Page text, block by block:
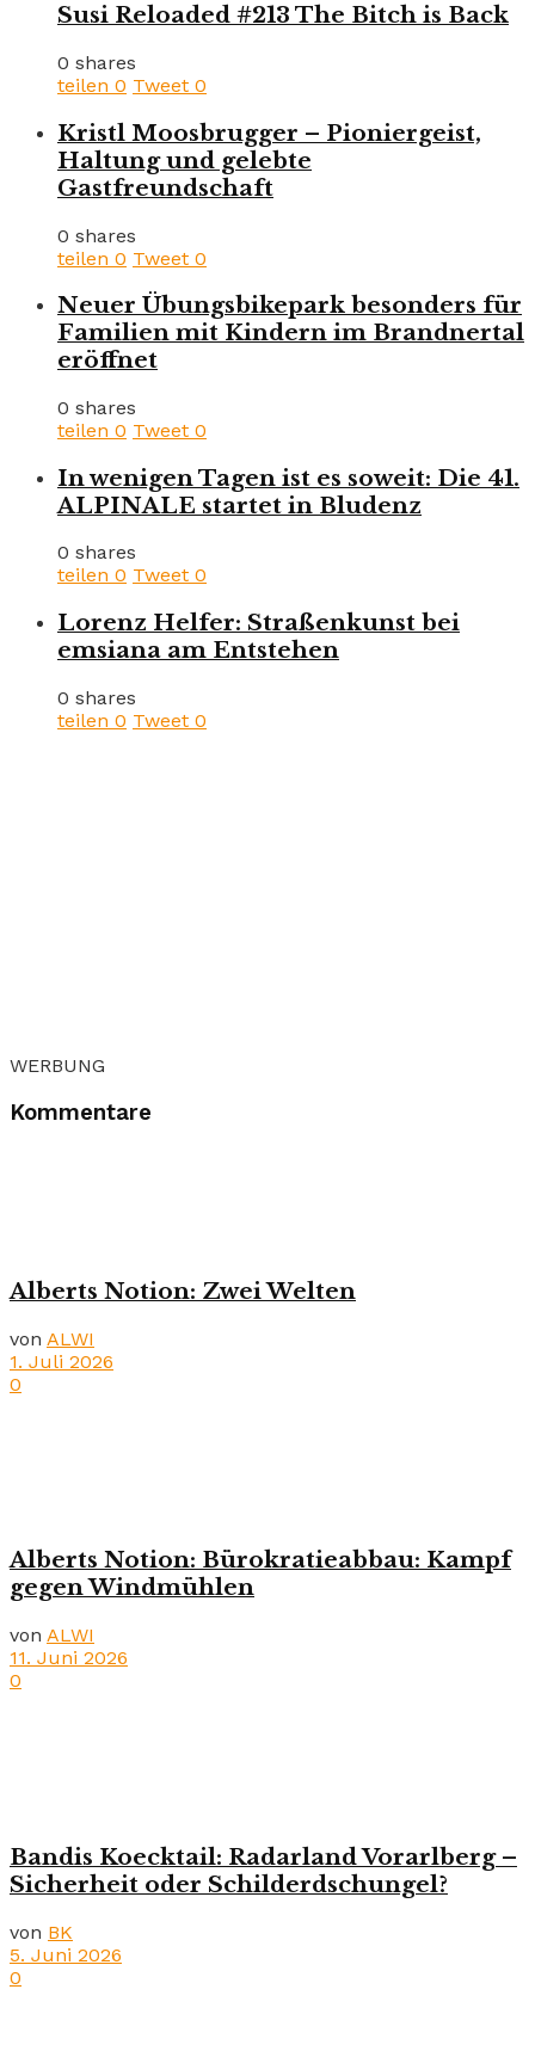
Susi Reloaded #213 The Bitch is Back
0 shares
teilen 0 Tweet 0
Kristl Moosbrugger – Pioniergeist,
Haltung und gelebte
Gastfreundschaft
0 shares
teilen 0 Tweet 0
Neuer Übungsbikepark besonders für
Familien mit Kindern im Brandnertal
eröffnet
0 shares
teilen 0 Tweet 0
In wenigen Tagen ist es soweit: Die 41.
ALPINALE startet in Bludenz
0 shares
teilen 0 Tweet 0
Lorenz Helfer: Straßenkunst bei
emsiana am Entstehen
0 shares
teilen 0 Tweet 0
WERBUNG
Kommentare
Alberts Notion: Zwei Welten
von ALWI
1. Juli 2026
0
Alberts Notion: Bürokratieabbau: Kampf
gegen Windmühlen
von ALWI
11. Juni 2026
0
Bandis Koecktail: Radarland Vorarlberg –
Sicherheit oder Schilderdschungel?
von BK
5. Juni 2026
0